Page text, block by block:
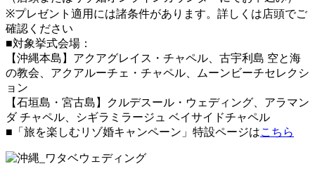
※プレゼント適用には諸条件があります。詳しくは店頭でご
確認ください
■対象挙式会場：
【沖縄本島】アクアグレイス・チャペル、古宇利島 空と海
の教会、アクアルーチェ・チャペル、ムーンビーチセレクシ
ョン
【石垣島・宮古島】クルデスール・ウェディング、アラマン
ダ チャペル、シギラミラージュ ベイサイドチャペル
■「旅を楽しむリゾ婚キャンペーン」特設ページはこちら